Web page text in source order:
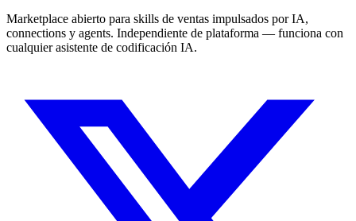
Marketplace abierto para skills de ventas impulsados por IA,
connections y agents. Independiente de plataforma — funciona con
cualquier asistente de codificación IA.